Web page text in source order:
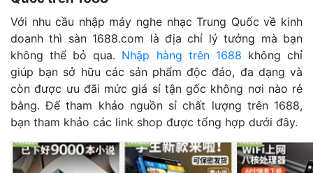
Với nhu cầu nhập máy nghe nhạc Trung Quốc về kinh
doanh thì sàn 1688.com là địa chỉ lý tưởng mà bạn
không thể bỏ qua. Nhập hàng trên 1688 không chỉ
giúp bạn sở hữu các sản phẩm độc đáo, đa dạng và
còn được ưu đãi mức giá sỉ tận gốc không nơi nào rẻ
bằng. Để tham khảo nguồn sỉ chất lượng trên 1688,
bạn tham khảo các link shop được tổng hợp dưới đây.